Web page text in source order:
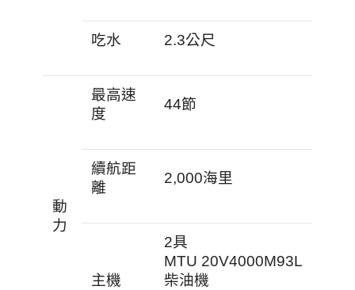
吃水 2.3公尺
動
力
最高速
度
44節
續航距
離
2,000海里
主機
2具
MTU 20V4000M93L
柴油機